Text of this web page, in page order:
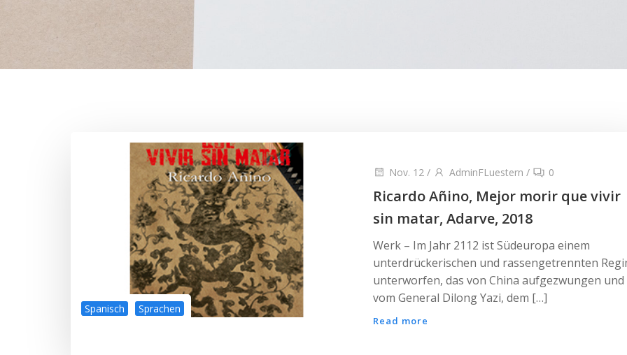
Spanisch Sprachen
Nov. 12 / AdminFLuestern / 0
Ricardo Añino, Mejor morir que vivir
sin matar, Adarve, 2018
Werk – Im Jahr 2112 ist Südeuropa einem
unterdrückerischen und rassengetrennten
unterworfen, das von China aufgezwungen und
vom General Dilong Yazi, dem […]
Read more